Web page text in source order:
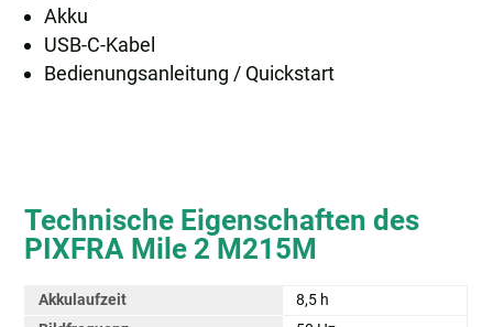
Akku
USB-C-Kabel
Bedienungsanleitung / Quickstart
Technische Eigenschaften des
PIXFRA Mile 2 M215M
Akkulaufzeit
8,5 h